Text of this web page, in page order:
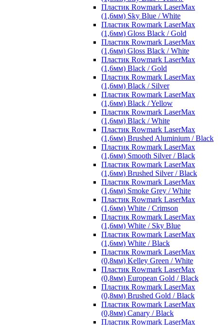
Пластик Rowmark LaserMax
(1,6мм) Sky Blue / White
Пластик Rowmark LaserMax
(1,6мм) Gloss Black / Gold
Пластик Rowmark LaserMax
(1,6мм) Gloss Black / White
Пластик Rowmark LaserMax
(1,6мм) Black / Gold
Пластик Rowmark LaserMax
(1,6мм) Black / Silver
Пластик Rowmark LaserMax
(1,6мм) Black / Yellow
Пластик Rowmark LaserMax
(1,6мм) Black / White
Пластик Rowmark LaserMax
(1,6мм) Brushed Aluminium / Black
Пластик Rowmark LaserMax
(1,6мм) Smooth Silver / Black
Пластик Rowmark LaserMax
(1,6мм) Brushed Silver / Black
Пластик Rowmark LaserMax
(1,6мм) Smoke Grey / White
Пластик Rowmark LaserMax
(1,6мм) White / Crimson
Пластик Rowmark LaserMax
(1,6мм) White / Sky Blue
Пластик Rowmark LaserMax
(1,6мм) White / Black
Пластик Rowmark LaserMax
(0,8мм) Kelley Green / White
Пластик Rowmark LaserMax
(0,8мм) European Gold / Black
Пластик Rowmark LaserMax
(0,8мм) Brushed Gold / Black
Пластик Rowmark LaserMax
(0,8мм) Canary / Black
Пластик Rowmark LaserMax